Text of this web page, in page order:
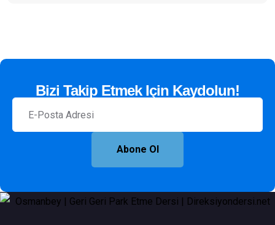
Bizi Takip Etmek Için Kaydolun!
Abone Ol